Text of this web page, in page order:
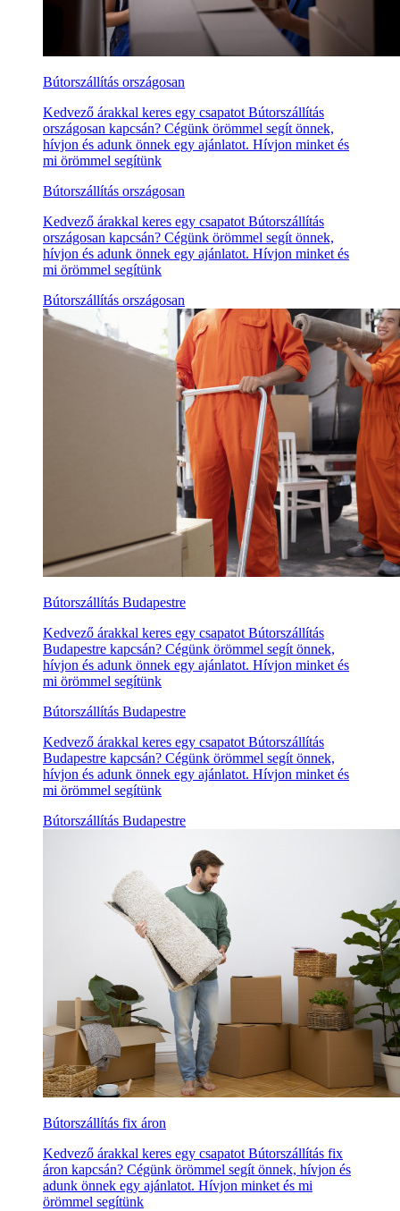
Bútorszállítás országosan
Kedvező árakkal keres egy csapatot Bútorszállítás
országosan kapcsán? Cégünk örömmel segít önnek,
hívjon és adunk önnek egy ajánlatot. Hívjon minket és
mi örömmel segítünk
Bútorszállítás országosan
Kedvező árakkal keres egy csapatot Bútorszállítás
országosan kapcsán? Cégünk örömmel segít önnek,
hívjon és adunk önnek egy ajánlatot. Hívjon minket és
mi örömmel segítünk
Bútorszállítás országosan
Bútorszállítás Budapestre
Kedvező árakkal keres egy csapatot Bútorszállítás
Budapestre kapcsán? Cégünk örömmel segít önnek,
hívjon és adunk önnek egy ajánlatot. Hívjon minket és
mi örömmel segítünk
Bútorszállítás Budapestre
Kedvező árakkal keres egy csapatot Bútorszállítás
Budapestre kapcsán? Cégünk örömmel segít önnek,
hívjon és adunk önnek egy ajánlatot. Hívjon minket és
mi örömmel segítünk
Bútorszállítás Budapestre
Bútorszállítás fix áron
Kedvező árakkal keres egy csapatot Bútorszállítás fix
áron kapcsán? Cégünk örömmel segít önnek, hívjon és
adunk önnek egy ajánlatot. Hívjon minket és mi
örömmel segítünk